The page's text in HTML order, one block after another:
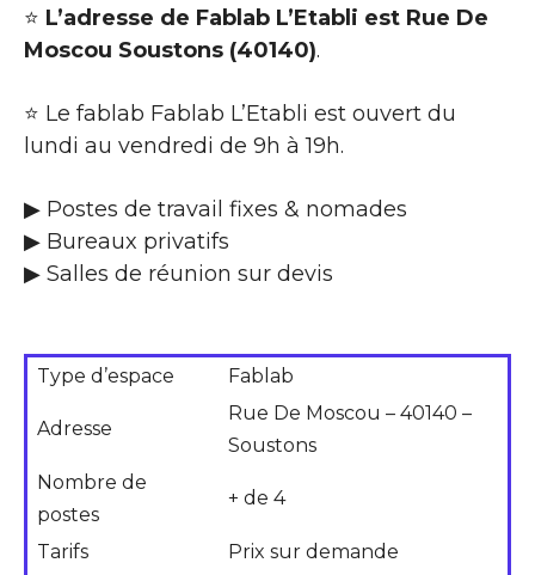
⭐ L’adresse de Fablab L’Etabli est Rue De
Moscou Soustons (40140).
⭐ Le fablab Fablab L’Etabli est ouvert du
lundi au vendredi de 9h à 19h.
▶ Postes de travail fixes & nomades
▶ Bureaux privatifs
▶ Salles de réunion sur devis
Type d’espace Fablab
Adresse
Rue De Moscou – 40140 –
Soustons
Nombre de
postes
+ de 4
Tarifs
Prix sur demande